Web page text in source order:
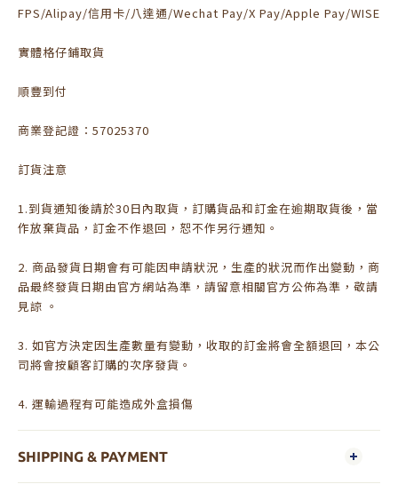
FPS/Alipay/信用卡/八達通/Wechat Pay/X Pay/Apple Pay/WISE
實體格仔鋪取貨
順豐到付
商業登記證：57025370
訂貨注意
1.到貨通知後請於30日內取貨，訂購貨品和訂金在逾期取貨後，當
作放棄貨品，訂金不作退回，恕不作另行通知。
2. 商品發貨日期會有可能因申請狀況，生產的狀況而作出變動，商
品最終發貨日期由官方網站為準，請留意相關官方公佈為準，敬請
見諒 。
3. 如官方決定因生產數量有變動，收取的訂金將會全額退回，本公
司將會按顧客訂購的次序發貨。
4. 運輸過程有可能造成外盒損傷
SHIPPING & PAYMENT